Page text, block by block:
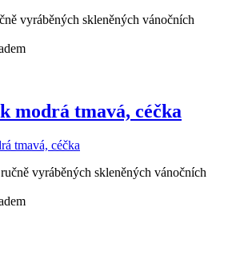
vyráběných skleněných vánočních
modrá tmavá, céčka
ručně vyráběných skleněných vánočních